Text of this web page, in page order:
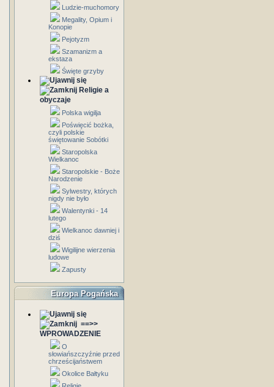
Ludzie-muchomory
Megality, Opium i
Konopie
Pejotyzm
Szamanizm a
ekstaza
Święte grzyby
Religie a
obyczaje
Polska wigilja
Poświęcić bożka,
czyli polskie
świętowanie Sobótki
Staropolska
Wielkanoc
Staropolskie - Boże
Narodzenie
Sylwestry, których
nigdy nie było
Walentynki - 14
lutego
Wielkanoc dawniej i
dziś
Wigilijne wierzenia
ludowe
Zapusty
Europa Pogańska
==>>
WPROWADZENIE
O
słowiańszczyźnie przed
chrześcijaństwem
Okolice Bałtyku